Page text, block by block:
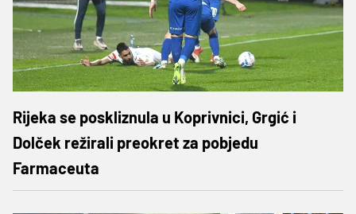
Rijeka se poskliznula u Koprivnici, Grgić i
Dolček režirali preokret za pobjedu
Farmaceuta